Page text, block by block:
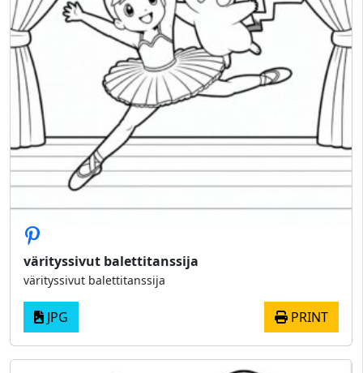
värityssivut balettitanssija
värityssivut balettitanssija
JPG PRINT